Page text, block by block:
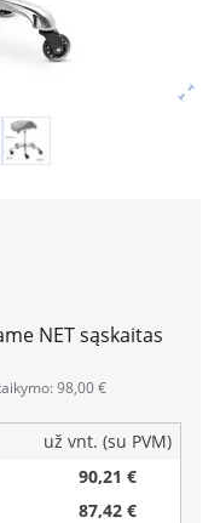
NET sąskaitas
98,00 €
už vnt. (su PVM)
90,21 €
87,42 €